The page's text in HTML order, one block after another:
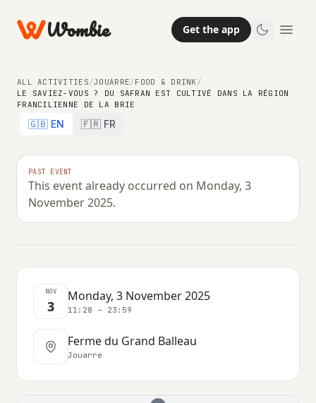
Wombie Get the app
ALL ACTIVITIES/JOUARRE/FOOD & DRINK /
LE SAVIEZ-VOUS ? DU SAFRAN EST CULTIVÉ DANS LA RÉGION
FRANCILIENNE DE LA BRIE
🇬🇧 EN 🇫🇷 FR
PAST EVENT
This event already occurred on Monday, 3
November 2025.
FOOD & DRINK
Le saviez-vous ? Du safran est
cultivé dans la région francilienne
de la Brie
MONDAY, 3 NOVEMBER 2025 · 11:28 – 23:59
NOV
3
Monday, 3 November 2025
11:28 – 23:59
Ferme du Grand Balleau
Jouarre